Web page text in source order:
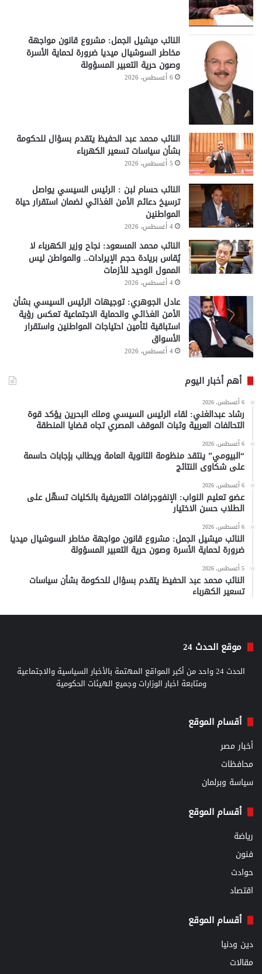
النائب ميشيل الجمل: مشروع قانون مواجهة
مخاطر السوشيال ميديا ضرورة لحماية الأسرة
وصون حرية التعبير المسؤولة
6 أغسطس، 2026
النائب محمد عبد الحفيظ يتقدم بسؤال للحكومة
بشأن سياسات تسعير الكهرباء
5 أغسطس، 2026
النائب حسام لبن : الرئيس السيسي يواصل
ترسيخ دعائم الأمن الغذائي لضمان استقرار حياة
المواطنين
4 أغسطس، 2026
النائب محمد المسعود: نجاح وزير الكهرباء لا
يُقاس بريادة حجم الإيرادات.. والمواطن ليس
الممول الوحيد للأزمات
4 أغسطس، 2026
عادل الجوهري: توجيهات الرئيس السيسي بشأن
الأمن الغذائي والحماية الاجتماعية تعكس رؤية
استباقية لتأمين احتياجات المواطنين واستقرار
الأسواق
4 أغسطس، 2026
أهم أخبار اليوم
6 أغسطس، 2026
رشاد عبدالغني: لقاء الرئيس السيسي وملك البحرين يؤكد قوة
التحالفات العربية وثبات الموقف المصري تجاه قضايا المنطقة
6 أغسطس، 2026
“البيومي” ينتقد منظومة الثانوية العامة ويطالب بإجابات حاسمة
على شكاوى النتائج
6 أغسطس، 2026
عضو تعليم النواب: الإنفوجرافات التعريفية بالكليات تسهّل على
الطلاب حسن الاختيار
6 أغسطس، 2026
النائب ميشيل الجمل: مشروع قانون مواجهة مخاطر السوشيال ميديا
ضرورة لحماية الأسرة وصون حرية التعبير المسؤولة
5 أغسطس، 2026
النائب محمد عبد الحفيظ يتقدم بسؤال للحكومة بشأن سياسات
تسعير الكهرباء
موقع الحدث 24
الحدث 24 واحد من أكبر المواقع المهتمة بالأخبار السياسية والاجتماعية
ومتابعة اخبار الوزارات وجميع الهيئات الحكومية
أقسام الموقع
أخبار مصر
محافظات
سياسة وبرلمان
أقسام الموقع
رياضة
فنون
حوادث
اقتصاد
أقسام الموقع
دين ودنيا
مقالات